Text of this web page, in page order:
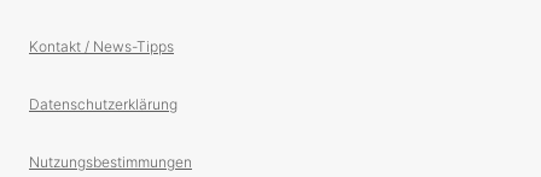
Kontakt / News-Tipps
Datenschutzerklärung
Nutzungsbestimmungen